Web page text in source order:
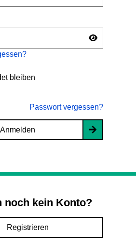
bleiben
Passwort vergessen?
Anmelden
noch kein Konto?
Registrieren